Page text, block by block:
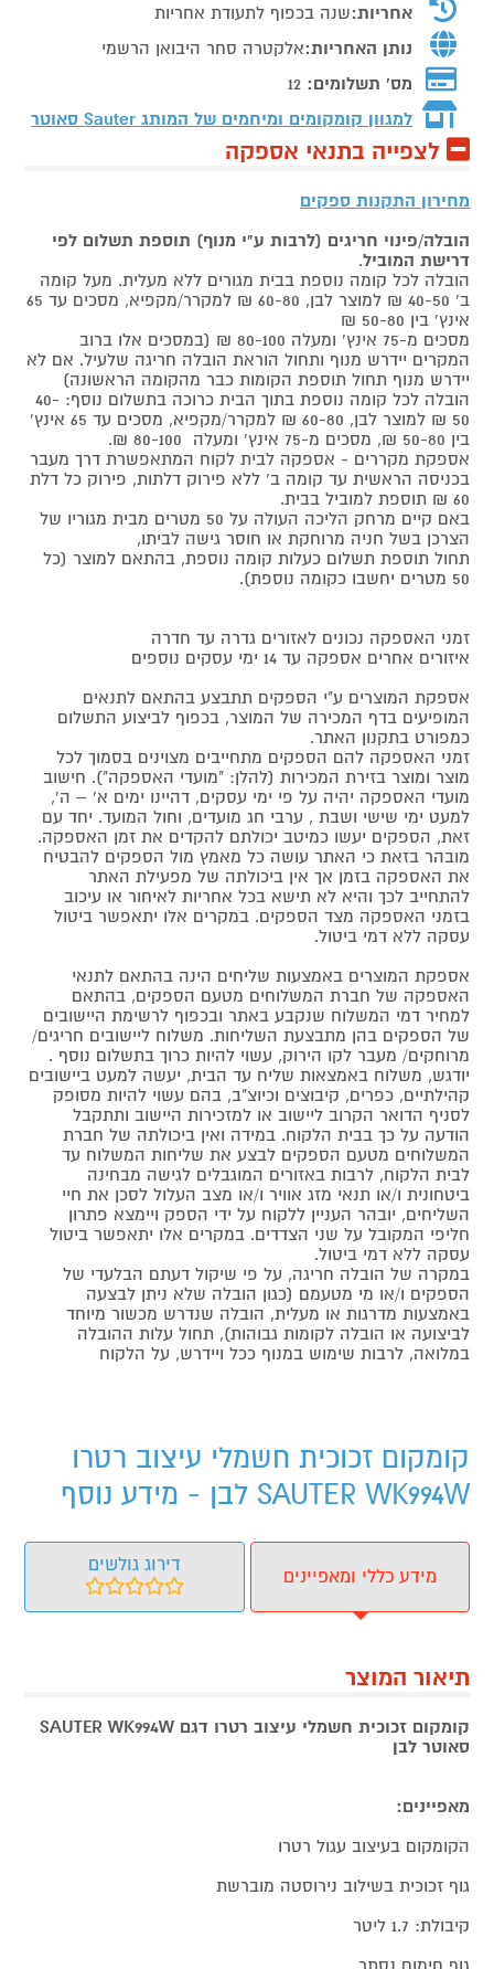
אחריות:שנה בכפוף לתעודת אחריות
נותן האחריות:אלקטרה סחר היבואן הרשמי
מס' תשלומים: 12
למגוון קומקומים ומיחמים של המותג Sauter סאוטר
לצפייה בתנאי אספקה
מחירון התקנות ספקים
הובלה/פינוי חריגים (לרבות ע"י מנוף) תוספת תשלום לפי
דרישת המוביל.
הובלה לכל קומה נוספת בבית מגורים ללא מעלית. מעל קומה
ב' 40-50 ₪ למוצר לבן, 60-80 ₪ למקרר/מקפיא, מסכים עד 65
אינץ' בין 50-80 ₪
מסכים מ-75 אינץ' ומעלה 80-100 ₪ (במסכים אלו ברוב
המקרים יידרש מנוף ותחול הוראת הובלה חריגה שלעיל. אם לא
יידרש מנוף תחול תוספת הקומות כבר מהקומה הראשונה)
הובלה לכל קומה נוספת בתוך הבית כרוכה בתשלום נוסף: 40-
50 ₪ למוצר לבן, 60-80 ₪ למקרר/מקפיא, מסכים עד 65 אינץ'
בין 50-80 ₪, מסכים מ-75 אינץ' ומעלה 80-100 ₪.
אספקת מקררים - אספקה לבית לקוח המתאפשרת דרך מעבר
בכניסה הראשית עד קומה ב' ללא פירוק דלתות, פירוק כל דלת
60 ₪ תוספת למוביל בבית.
באם קיים מרחק הליכה העולה על 50 מטרים מבית מגוריו של
הצרכן בשל חניה מרוחקת או חוסר גישה לביתו,
תחול תוספת תשלום כעלות קומה נוספת, בהתאם למוצר (כל
50 מטרים יחשבו כקומה נוספת).
זמני האספקה נכונים לאזורים גדרה עד חדרה
איזורים אחרים אספקה עד 14 ימי עסקים נוספים
אספקת המוצרים ע"י הספקים תתבצע בהתאם לתנאים
המופיעים בדף המכירה של המוצר, בכפוף לביצוע התשלום
כמפורט בתקנון האתר.
זמני האספקה להם הספקים מתחייבים מצוינים בסמוך לכל
מוצר ומוצר בזירת המכירות (להלן: "מועדי האספקה"). חישוב
מועדי האספקה יהיה על פי ימי עסקים, דהיינו ימים א' – ה',
למעט ימי שישי ושבת , ערבי חג מועדים, וחול המועד. יחד עם
זאת, הספקים יעשו כמיטב יכולתם להקדים את זמן האספקה.
מובהר בזאת כי האתר עושה כל מאמץ מול הספקים להבטיח
את האספקה בזמן אך אין ביכולתה של מפעילת האתר
להתחייב לכך והיא לא תישא בכל אחריות לאיחור או עיכוב
בזמני האספקה מצד הספקים. במקרים אלו יתאפשר ביטול
עסקה ללא דמי ביטול.
אספקת המוצרים באמצעות שליחים הינה בהתאם לתנאי
האספקה של חברת המשלוחים מטעם הספקים, בהתאם
למחיר דמי המשלוח שנקבע באתר ובכפוף לרשימת היישובים
של הספקים בהן מתבצעת השליחות. משלוח ליישובים חריגים/
מרוחקים/ מעבר לקו הירוק, עשוי להיות כרוך בתשלום נוסף .
יודגש, משלוח באמצאות שליח עד הבית, יעשה למעט ביישובים
קהילתיים, כפרים, קיבוצים וכיוצ"ב, בהם עשוי להיות מסופק
לסניף הדואר הקרוב ליישוב או למזכירות היישוב ותתקבל
הודעה על כך בבית הלקוח. במידה ואין ביכולתה של חברת
המשלוחים מטעם הספקים לבצע את שליחות המשלוח עד
לבית הלקוח, לרבות באזורים המוגבלים לגישה מבחינה
ביטחונית ו/או תנאי מזג אוויר ו/או מצב העלול לסכן את חיי
השליחים, יובהר העניין ללקוח על ידי הספק ויימצא פתרון
חליפי המקובל על שני הצדדים. במקרים אלו יתאפשר ביטול
עסקה ללא דמי ביטול.
במקרה של הובלה חריגה, על פי שיקול דעתם הבלעדי של
הספקים ו/או מי מטעמם (כגון הובלה שלא ניתן לבצעה
באמצעות מדרגות או מעלית, הובלה שנדרש מכשור מיוחד
לביצועה או הובלה לקומות גבוהות), תחול עלות ההובלה
במלואה, לרבות שימוש במנוף ככל ויידרש, על הלקוח
קומקום זכוכית חשמלי עיצוב רטרו
SAUTER WK994W לבן - מידע נוסף
מידע כללי ומאפיינים
דירוג גולשים
תיאור המוצר
קומקום זכוכית חשמלי עיצוב רטרו דגם SAUTER WK994W
סאוטר לבן
מאפיינים:
הקומקום בעיצוב עגול רטרו
גוף זכוכית בשילוב נירוסטה מוברשת
קיבולת: 1.7 ליטר